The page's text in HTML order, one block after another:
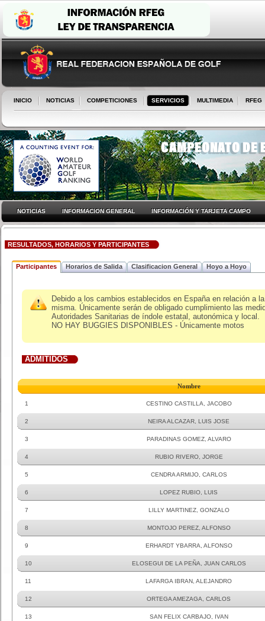
INICIO NOTICIAS COMPETICIONES SERVICIOS MULTIMEDIA RFEG
NOTICIAS INFORMACION GENERAL INFORMACIÓN Y TARJETA CAMPO
RESULTADOS, HORARIOS Y PARTICIPANTES
Participantes Horarios de Salida Clasificacion General Hoyo a Hoyo
Debido a los cambios establecidos en España en relación a
misma. Únicamente serán de obligado cumplimiento las
Autoridades Sanitarias de índole estatal, autonómica y local.
NO HAY BUGGIES DISPONIBLES - Únicamente motos
ADMITIDOS
Nombre
1 CESTINO CASTILLA, JACOBO
2 NEIRA ALCAZAR, LUIS JOSE
3 PARADINAS GOMEZ, ALVARO
4 RUBIO RIVERO, JORGE
5 CENDRA ARMIJO, CARLOS
6 LOPEZ RUBIO, LUIS
7 LILLY MARTINEZ, GONZALO
8 MONTOJO PEREZ, ALFONSO
9 ERHARDT YBARRA, ALFONSO
10 ELOSEGUI DE LA PEÑA, JUAN CARLOS
11 LAFARGA IBRAN, ALEJANDRO
12 ORTEGA AMEZAGA, CARLOS
13 SAN FELIX CARBAJO, IVAN